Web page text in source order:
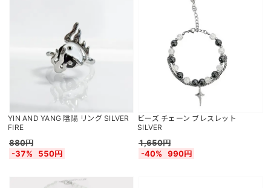
YIN AND YANG 陰陽 リング SILVER
FIRE
880円
-37%
550円
ビーズ チェーン ブレスレット
SILVER
1,650円
-40%
990円